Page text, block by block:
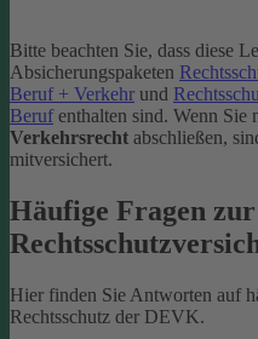
Bitte beachten Sie, dass diese
Absicherungspaketen
Beruf + Verkehr und
Beruf enthalten sind. Wenn Sie
Verkehrsrecht abschließen,
mitversichert.
Häufige Fragen zur
Hier finden Sie Antworten auf
Rechtsschutz der DEVK.